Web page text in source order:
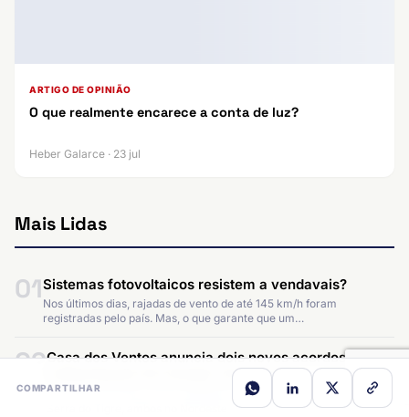
ARTIGO DE OPINIÃO
O que realmente encarece a conta de luz?
Heber Galarce · 23 jul
Mais Lidas
01Sistemas fotovoltaicos resistem a vendavais?
Nos últimos dias, rajadas de vento de até 145 km/h foram
registradas pelo país. Mas, o que garante que um…
02Casa dos Ventos anuncia dois novos acordos de
autoprodução de energia renovável
Contratos firmados serão atendidos pelos projetos eólicos Umari e
COMPARTILHAR